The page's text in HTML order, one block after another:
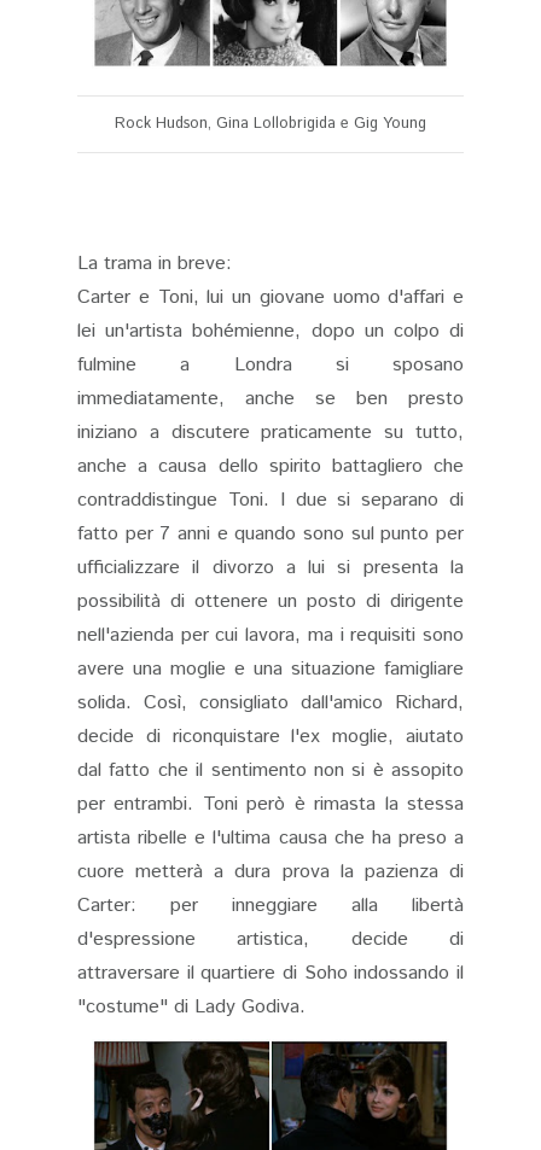
Rock Hudson, Gina Lollobrigida e Gig Young
La trama in breve:
Carter e Toni, lui un giovane uomo d'affari e
lei un'artista bohémienne, dopo un colpo di
fulmine a Londra si sposano
immediatamente, anche se ben presto
iniziano a discutere praticamente su tutto,
anche a causa dello spirito battagliero che
contraddistingue Toni. I due si separano di
fatto per 7 anni e quando sono sul punto per
ufficializzare il divorzo a lui si presenta la
possibilità di ottenere un posto di dirigente
nell'azienda per cui lavora, ma i requisiti sono
avere una moglie e una situazione famigliare
solida. Così, consigliato dall'amico Richard,
decide di riconquistare l'ex moglie, aiutato
dal fatto che il sentimento non si è assopito
per entrambi. Toni però è rimasta la stessa
artista ribelle e l'ultima causa che ha preso a
cuore metterà a dura prova la pazienza di
Carter: per inneggiare alla libertà
d'espressione artistica, decide di
attraversare il quartiere di Soho indossando il
"costume" di Lady Godiva.